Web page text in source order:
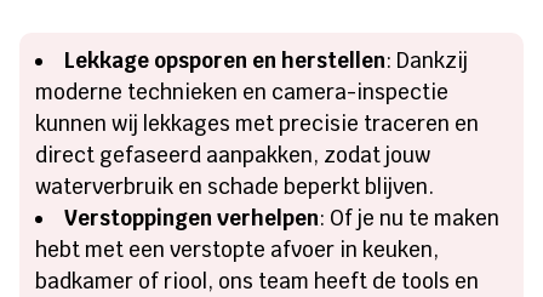
Lekkage opsporen en herstellen: Dankzij
moderne technieken en camera-inspectie
kunnen wij lekkages met precisie traceren en
direct gefaseerd aanpakken, zodat jouw
waterverbruik en schade beperkt blijven.
Verstoppingen verhelpen: Of je nu te maken
hebt met een verstopte afvoer in keuken,
badkamer of riool, ons team heeft de tools en